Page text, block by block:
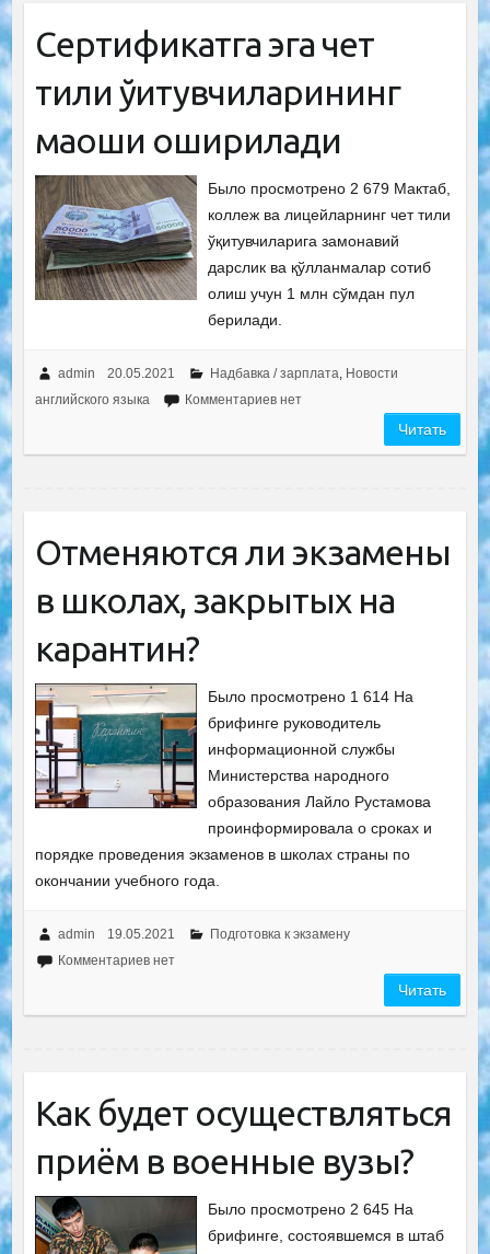
Сертификатга эга чет
тили ўқитувчиларининг
маоши оширилади
Было просмотрено 2 679 Мактаб,
коллеж ва лицейларнинг чет тили
ўқитувчиларига замонавий
дарслик ва қўлланмалар сотиб
олиш учун 1 млн сўмдан пул
берилади.
admin 20.05.2021 Надбавка / зарплата, Новости
английского языка
Комментариев нет
Читать
Отменяются ли экзамены
в школах, закрытых на
карантин?
Было просмотрено 1 614 На
брифинге руководитель
информационной службы
Министерства народного
образования Лайло Рустамова
проинформировала о сроках и
порядке проведения экзаменов в школах страны по
окончании учебного года.
admin 19.05.2021
Подготовка к экзамену
Комментариев нет
Читать
Как будет осуществляться
приём в военные вузы?
Было просмотрено 2 645 На
брифинге, состоявшемся в штаб